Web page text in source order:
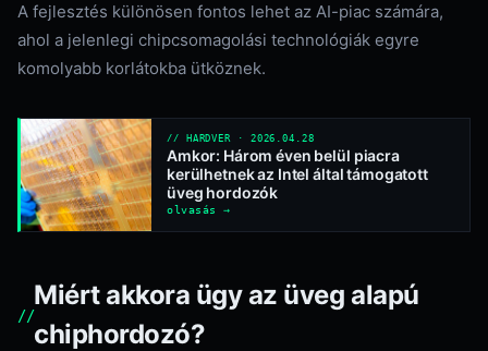
A fejlesztés különösen fontos lehet az AI-piac számára,
ahol a jelenlegi chipcsomagolási technológiák egyre
komolyabb korlátokba ütköznek.
// HARDVER · 2026.04.28
Amkor: Három éven belül piacra
kerülhetnek az Intel által támogatott
üveg hordozók
olvasás →
Miért akkora ügy az üveg alapú
chiphordozó?